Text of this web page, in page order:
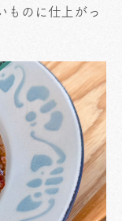
ものに仕上がっ